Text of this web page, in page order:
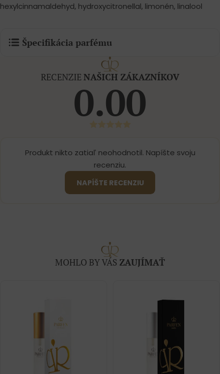
hexylcinnamaldehyd, hydroxycitronellal, limonén, linalool
Špecifikácia parfému
RECENZIE NAŠICH ZÁKAZNÍKOV
0.00
Produkt nikto zatiaľ neohodnotil. Napíšte svoju
recenziu.
NAPÍŠTE RECENZIU
MOHLO BY VÁS ZAUJÍMAŤ